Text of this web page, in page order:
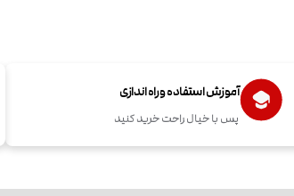
آموزش استفاده و راه اندازی
پس با خیال راحت خرید کنید